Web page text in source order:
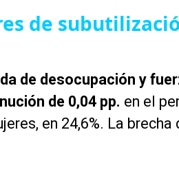
de
de desocupación y
de 0,04 pp. en el
en 24,6%. La